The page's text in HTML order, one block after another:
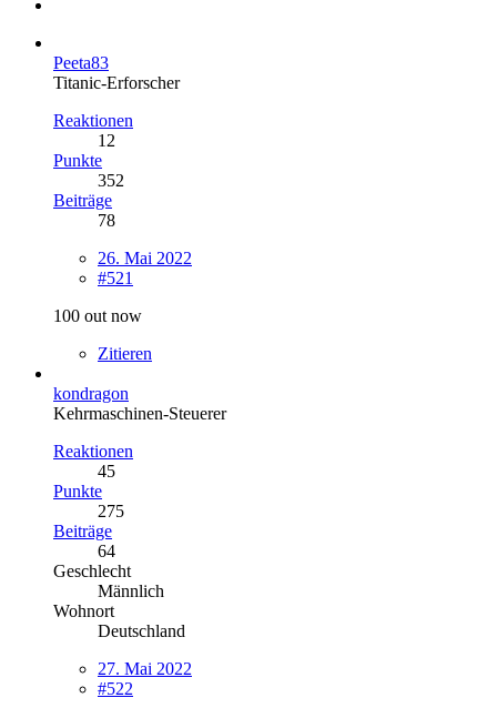
Peeta83
Titanic-Erforscher
Reaktionen
12
Punkte
352
Beiträge
78
26. Mai 2022
#521
100 out now
Zitieren
kondragon
Kehrmaschinen-Steuerer
Reaktionen
45
Punkte
275
Beiträge
64
Geschlecht
Männlich
Wohnort
Deutschland
27. Mai 2022
#522